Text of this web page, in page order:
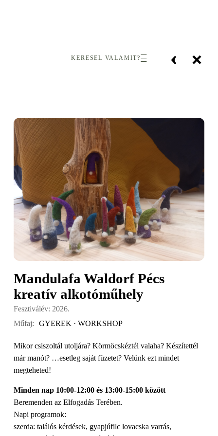
‹ ×
KERESEL VALAMIT?
Mandulafa Waldorf Pécs
kreatív alkotóműhely
Fesztiválév: 2026.
Műfaj:
GYEREK · WORKSHOP
Mikor csiszoltál utoljára? Körmöcskéztél valaha? Készítettél
már manót? …esetleg saját füzetet? Velünk ezt mindet
megteheted!
Minden nap 10:00-12:00 és 13:00-15:00 között
Beremenden az Elfogadás Terében.
Napi programok:
szerda: találós kérdések, gyapjúfilc lovacska varrás,